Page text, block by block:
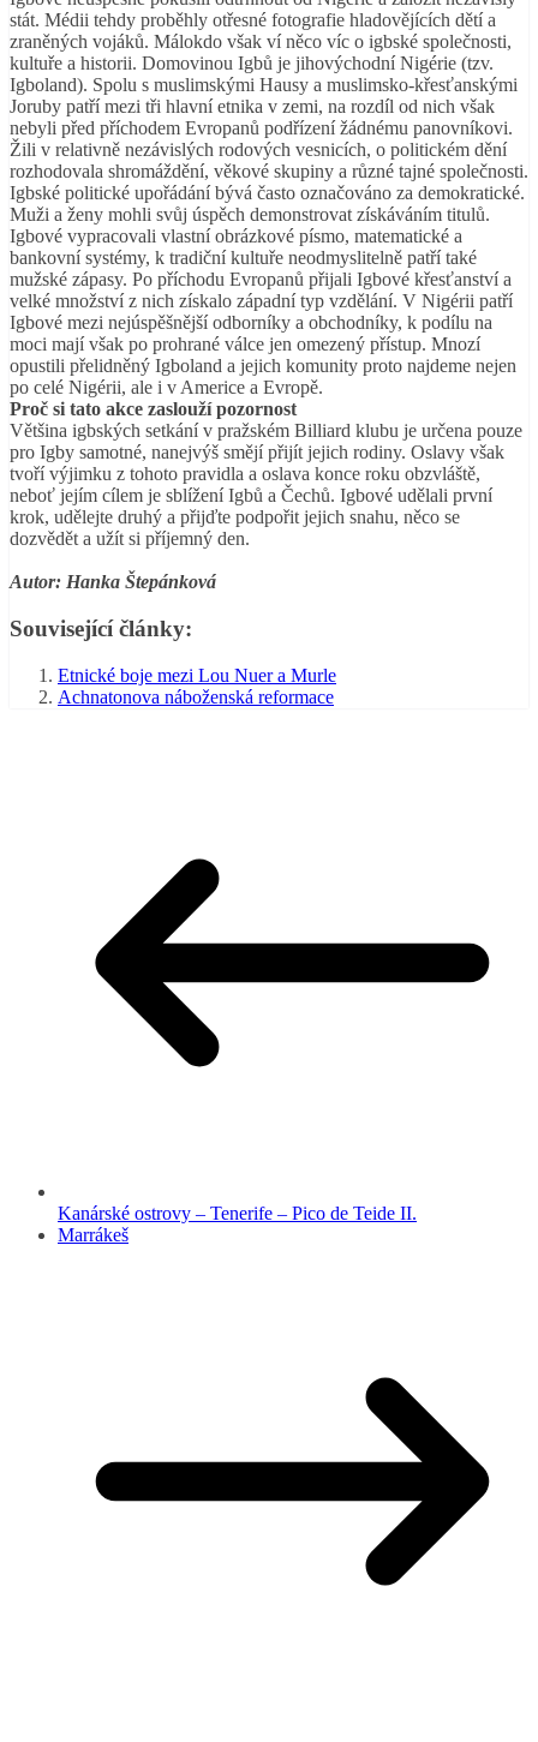
stát. Médii tehdy proběhly otřesné fotografie hladovějících dětí a
zraněných vojáků. Málokdo však ví něco víc o igbské společnosti,
kultuře a historii. Domovinou Igbů je jihovýchodní Nigérie (tzv.
Igboland). Spolu s muslimskými Hausy a muslimsko-křesťanskými
Joruby patří mezi tři hlavní etnika v zemi, na rozdíl od nich však
nebyli před příchodem Evropanů podřízení žádnému panovníkovi.
Žili v relativně nezávislých rodových vesnicích, o politickém dění
rozhodovala shromáždění, věkové skupiny a různé tajné společnosti.
Igbské politické upořádání bývá často označováno za demokratické.
Muži a ženy mohli svůj úspěch demonstrovat získáváním titulů.
Igbové vypracovali vlastní obrázkové písmo, matematické a
bankovní systémy, k tradiční kultuře neodmyslitelně patří také
mužské zápasy. Po příchodu Evropanů přijali Igbové křesťanství a
velké množství z nich získalo západní typ vzdělání. V Nigérii patří
Igbové mezi nejúspěšnější odborníky a obchodníky, k podílu na
moci mají však po prohrané válce jen omezený přístup. Mnozí
opustili přelidněný Igboland a jejich komunity proto najdeme nejen
po celé Nigérii, ale i v Americe a Evropě.
Proč si tato akce zaslouží pozornost
Většina igbských setkání v pražském Billiard klubu je určena pouze
pro Igby samotné, nanejvýš smějí přijít jejich rodiny. Oslavy však
tvoří výjimku z tohoto pravidla a oslava konce roku obzvláště,
neboť jejím cílem je sblížení Igbů a Čechů. Igbové udělali první
krok, udělejte druhý a přijďte podpořit jejich snahu, něco se
dozvědět a užít si příjemný den.
Autor: Hanka Štepánková
Související články:
Etnické boje mezi Lou Nuer a Murle
Achnatonova náboženská reformace
Kanárské ostrovy – Tenerife – Pico de Teide II.
Marrákeš